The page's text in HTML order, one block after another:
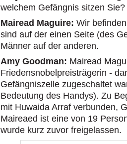
welchem Gefängnis sitzen Sie?
Mairead Maguire: Wir
sind auf der einen Seite (des
Männer auf der anderen.
Amy Goodman: Mairead
Friedensnobelpreisträgerin -
Gefängniszelle zugeschaltet
Bedeutung des Handys). Zu
mit Huwaida Arraf verbunden,
Maireaed ist eine von 19
wurde kurz zuvor freigelassen.